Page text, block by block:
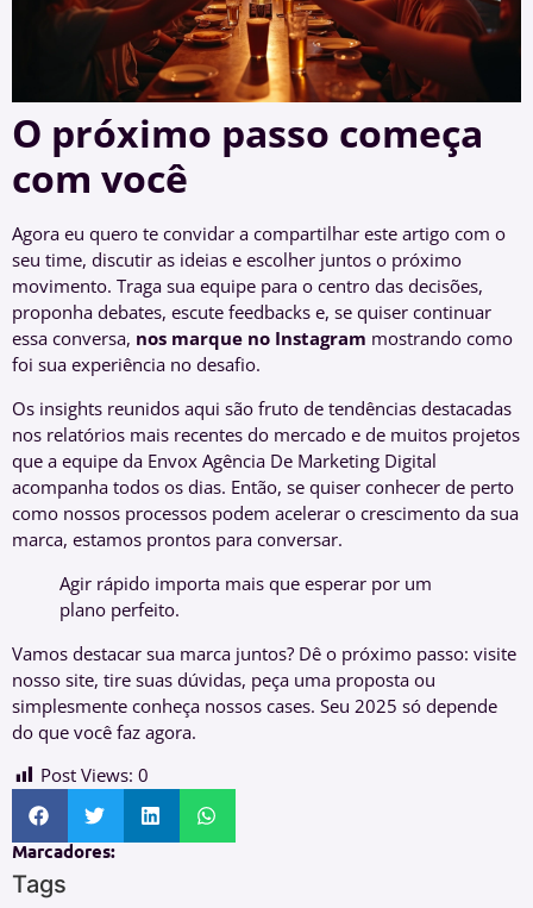
O próximo passo começa
com você
Agora eu quero te convidar a compartilhar este artigo com o
seu time, discutir as ideias e escolher juntos o próximo
movimento. Traga sua equipe para o centro das decisões,
proponha debates, escute feedbacks e, se quiser continuar
essa conversa, nos marque no Instagram mostrando como
foi sua experiência no desafio.
Os insights reunidos aqui são fruto de tendências destacadas
nos relatórios mais recentes do mercado e de muitos projetos
que a equipe da Envox Agência De Marketing Digital
acompanha todos os dias. Então, se quiser conhecer de perto
como nossos processos podem acelerar o crescimento da sua
marca, estamos prontos para conversar.
Agir rápido importa mais que esperar por um
plano perfeito.
Vamos destacar sua marca juntos? Dê o próximo passo: visite
nosso site, tire suas dúvidas, peça uma proposta ou
simplesmente conheça nossos cases. Seu 2025 só depende
do que você faz agora.
Post Views: 0
Marcadores:
Tags